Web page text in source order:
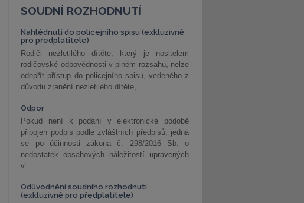
SOUDNÍ ROZHODNUTÍ
Nahlédnutí do policejního spisu (exkluzivně
pro předplatitele)
Rodiči nezletilého dítěte, který je nositelem
rodičovské odpovědnosti v plném rozsahu, nelze
odepřít přístup do policejního spisu, vedeného z
důvodu zranění nezletilého dítěte,...
Odpor
Pokud není k podání v elektronické podobě
připojen podpis podle zvláštních předpisů, jedná
se po účinnosti zákona č. 298/2016 Sb. o
nedostatek obsahových náležitostí upravených
v...
Odůvodnění soudního rozhodnutí
(exkluzivně pro předplatitele)